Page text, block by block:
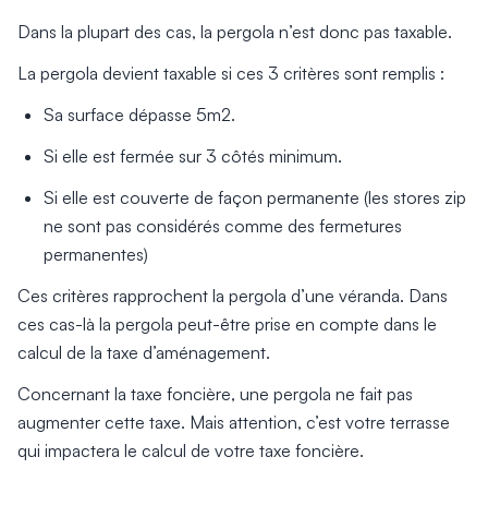
Dans la plupart des cas, la pergola n’est donc pas taxable.
La pergola devient taxable si ces 3 critères sont remplis :
Sa surface dépasse 5m2.
Si elle est fermée sur 3 côtés minimum.
Si elle est couverte de façon permanente (les stores zip
ne sont pas considérés comme des fermetures
permanentes)
Ces critères rapprochent la pergola d’une véranda. Dans
ces cas-là la pergola peut-être prise en compte dans le
calcul de la taxe d’aménagement.
Concernant la taxe foncière, une pergola ne fait pas
augmenter cette taxe. Mais attention, c’est votre terrasse
qui impactera le calcul de votre taxe foncière.